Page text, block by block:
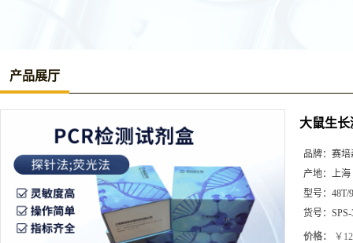
产品展厅
大鼠生
品牌： 赛培
产地： 上海
型号： 48T/
货号：
价格： ￥